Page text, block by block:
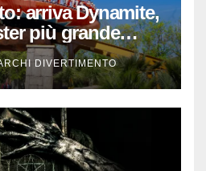
arriva Dynamite,
più grande
DIVERTIMENTO